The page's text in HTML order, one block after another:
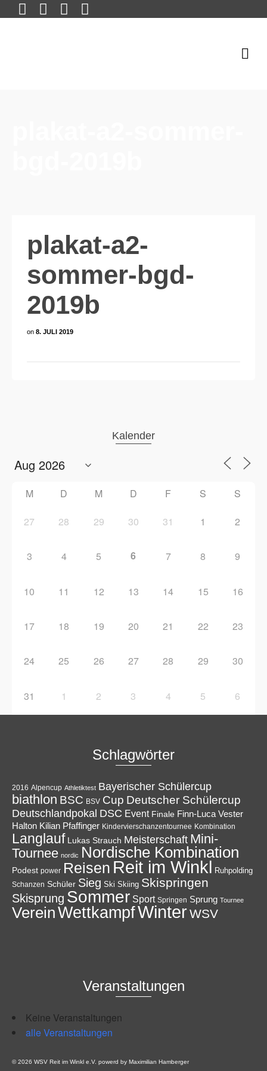
plakat-a2-
sommer-bgd-
2019b
on 8. JULI 2019
Kalender
M D M D F S S
27 28 29 30 31 1 2
3 4 5 6 7 8 9
10 11 12 13 14 15 16
17 18 19 20 21 22 23
24 25 26 27 28 29 30
31 1 2 3 4 5 6
Schlagwörter
2016 Alpencup Athletiktest Bayerischer Schülercup
biathlon BSC BSV Cup Deutscher Schülercup
Deutschlandpokal DSC Event Finale Finn-Luca Vester
Halton Kilian Pfaffinger Kindervierschanzentournee Kombination
Langlauf Lukas Strauch Meisterschaft Mini-
Tournee nordic Nordische Kombination
Podest power Reisen Reit im Winkl Ruhpolding
Schanzen Schüler Sieg Ski Skiing Skispringen
Skisprung Sommer Sport Springen Sprung Tournee
VereinWettkampfWinterWSV
Veranstaltungen
Keine Veranstaltungen
alle Veranstaltungen
© 2026 WSV Reit im Winkl e.V. powerd by Maximilian Hamberger